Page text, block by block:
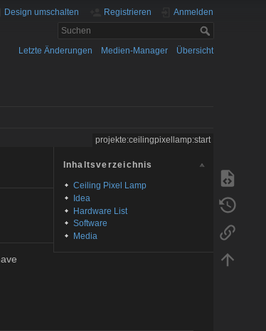
Design umschalten Registrieren Anmelden
Letzte Änderungen Medien-Manager Übersicht
projekte:ceilingpixellamp:start
Inhaltsverzeichnis
Ceiling Pixel Lamp
Idea
Hardware List
Software
Media